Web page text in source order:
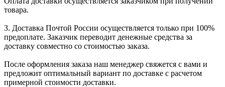
товара.
3. Доставка Почтой России осуществляется только при 100%
предоплате. Заказчик переводит денежные средства за
доставку совместно со стоимостью заказа.
После оформления заказа наш менеджер свяжется с вами и
предложит оптимальный вариант по доставке с расчетом
примерной стоимости доставки.